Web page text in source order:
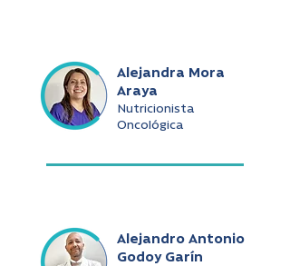
Alejandra Mora
Araya
Nutricionista
Oncológica
Alejandro Antonio
Godoy Garín